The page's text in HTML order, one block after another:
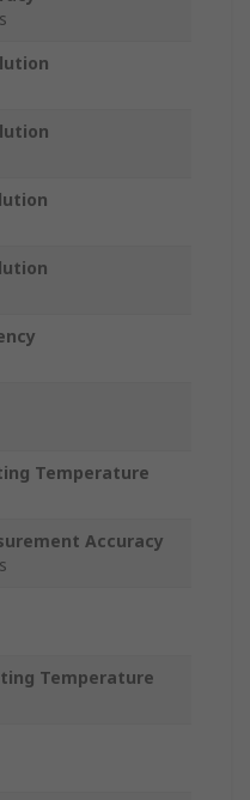
Temperature
Accuracy
Temperature